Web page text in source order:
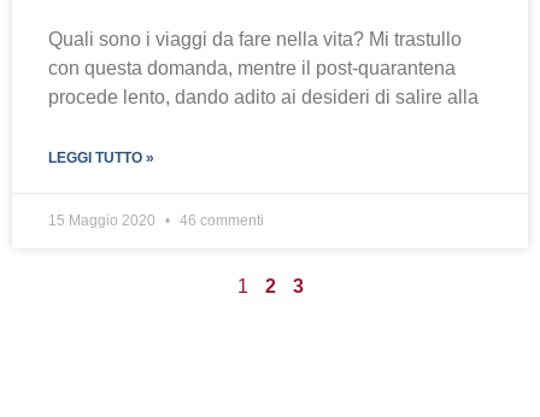
Quali sono i viaggi da fare nella vita? Mi trastullo
con questa domanda, mentre il post-quarantena
procede lento, dando adito ai desideri di salire alla
LEGGI TUTTO »
15 Maggio 2020 46 commenti
1 2 3